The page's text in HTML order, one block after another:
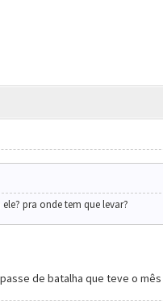
pra onde tem que levar?
de batalha que teve o